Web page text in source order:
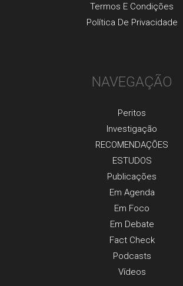
Termos E Condições
Política De Privacidade
NAVEGAÇÃO
Peritos
Investigaçãо
RECOMENDAÇÕES
ESTUDOS
Publicaçõеs
Em Agenda
Em Foco
Em Debate
Fact Check
Podcasts
Vídeos